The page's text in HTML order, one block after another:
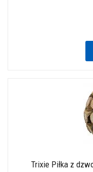
Trixie Piłka z